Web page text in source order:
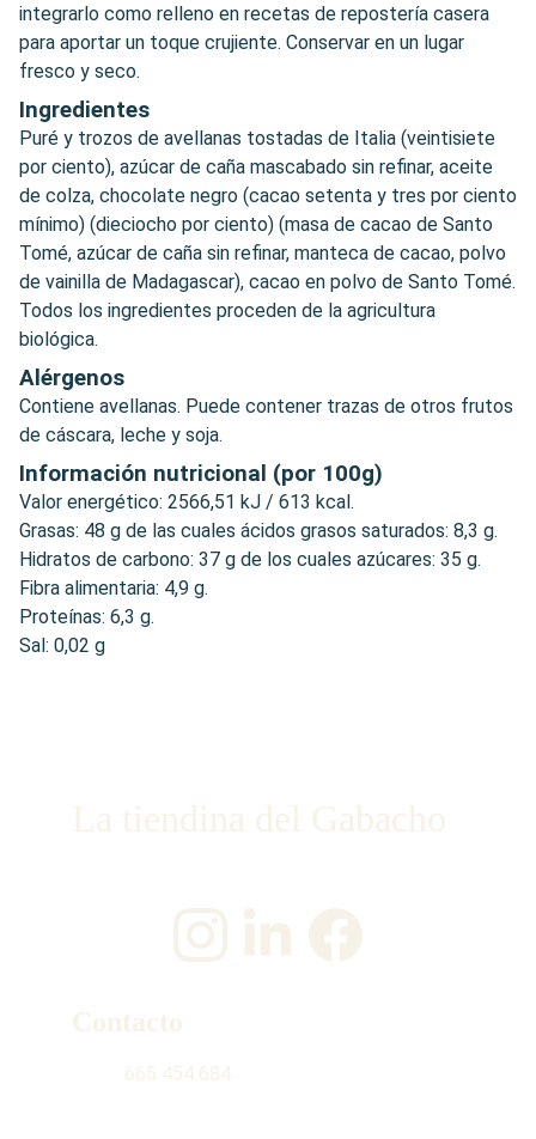
integrarlo como relleno en recetas de repostería casera
para aportar un toque crujiente. Conservar en un lugar
fresco y seco.
Ingredientes
Puré y trozos de avellanas tostadas de Italia (veintisiete
por ciento), azúcar de caña mascabado sin refinar, aceite
de colza, chocolate negro (cacao setenta y tres por ciento
mínimo) (dieciocho por ciento) (masa de cacao de Santo
Tomé, azúcar de caña sin refinar, manteca de cacao, polvo
de vainilla de Madagascar), cacao en polvo de Santo Tomé.
Todos los ingredientes proceden de la agricultura
biológica.
Alérgenos
Contiene avellanas. Puede contener trazas de otros frutos
de cáscara, leche y soja.
Información nutricional (por 100g)
Valor energético: 2566,51 kJ / 613 kcal.
Grasas: 48 g de las cuales ácidos grasos saturados: 8,3 g.
Hidratos de carbono: 37 g de los cuales azúcares: 35 g.
Fibra alimentaria: 4,9 g.
Proteínas: 6,3 g.
Sal: 0,02 g